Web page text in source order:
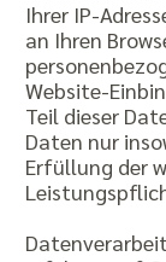
Ihrer IP-
an Ihren
Website-
Teil dieser
Daten nur
Erfüllung der